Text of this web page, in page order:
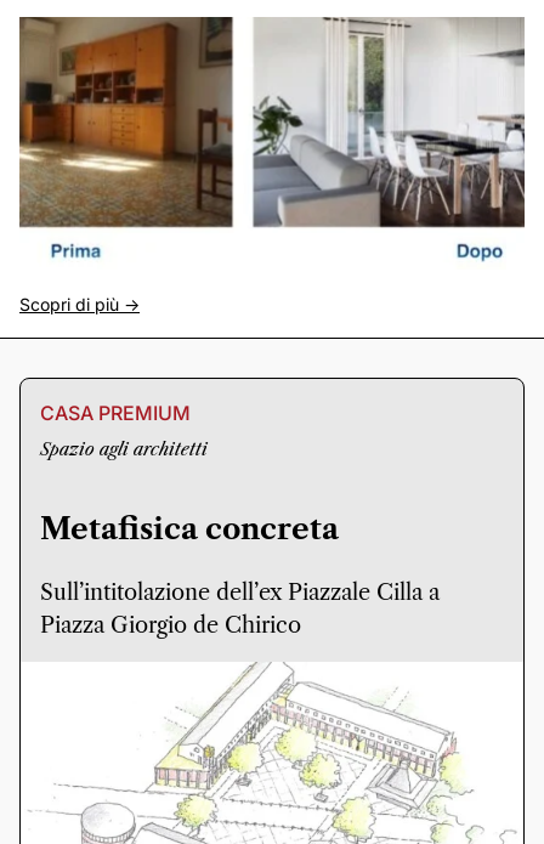
Scopri di più ->
CASA PREMIUM
Spazio agli architetti
Metafisica concreta
Sull’intitolazione dell’ex Piazzale Cilla a
Piazza Giorgio de Chirico